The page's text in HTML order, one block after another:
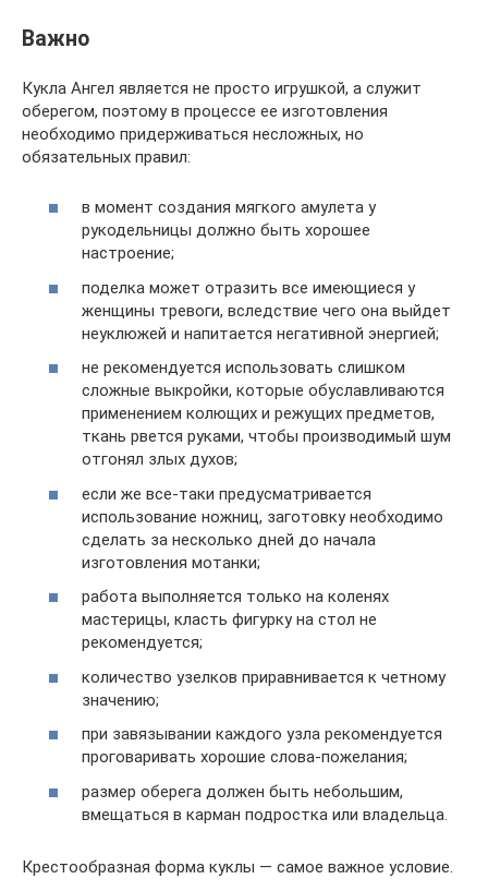
Важно
Кукла Ангел является не просто игрушкой, а служит
оберегом, поэтому в процессе ее изготовления
необходимо придерживаться несложных, но
обязательных правил:
в момент создания мягкого амулета у
рукодельницы должно быть хорошее
настроение;
поделка может отразить все имеющиеся у
женщины тревоги, вследствие чего она выйдет
неуклюжей и напитается негативной энергией;
не рекомендуется использовать слишком
сложные выкройки, которые обуславливаются
применением колющих и режущих предметов,
ткань рвется руками, чтобы производимый шум
отгонял злых духов;
если же все-таки предусматривается
использование ножниц, заготовку необходимо
сделать за несколько дней до начала
изготовления мотанки;
работа выполняется только на коленях
мастерицы, класть фигурку на стол не
рекомендуется;
количество узелков приравнивается к четному
значению;
при завязывании каждого узла рекомендуется
проговаривать хорошие слова-пожелания;
размер оберега должен быть небольшим,
вмещаться в карман подростка или владельца.
Крестообразная форма куклы ― самое важное условие.